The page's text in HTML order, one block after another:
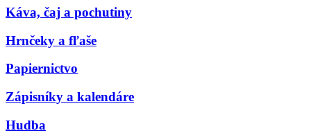
Káva, čaj a pochutiny
Hrnčeky a fľaše
Papiernictvo
Zápisníky a kalendáre
Hudba